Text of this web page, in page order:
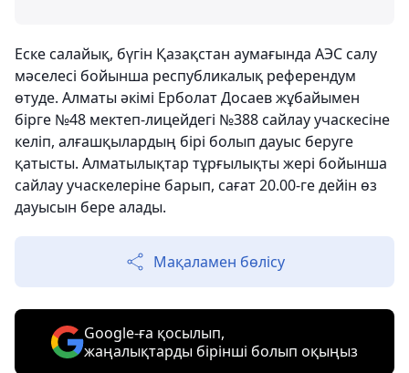
Еске салайық, бүгін Қазақстан аумағында АЭС салу
мәселесі бойынша республикалық референдум
өтуде. Алматы әкімі Ерболат Досаев жұбайымен
бірге №48 мектеп-лицейдегі №388 сайлау учаскесіне
келіп, алғашқылардың бірі болып дауыс беруге
қатысты. Алматылықтар тұрғылықты жері бойынша
сайлау учаскелеріне барып, сағат 20.00-ге дейін өз
дауысын бере алады.
Мақаламен бөлісу
Google-ға қосылып,
жаңалықтарды бірінші болып оқыңыз